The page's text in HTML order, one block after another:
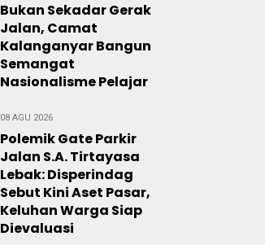
Bukan Sekadar Gerak
Jalan, Camat
Kalanganyar Bangun
Semangat
Nasionalisme Pelajar
08 AGU 2026
Polemik Gate Parkir
Jalan S.A. Tirtayasa
Lebak: Disperindag
Sebut Kini Aset Pasar,
Keluhan Warga Siap
Dievaluasi